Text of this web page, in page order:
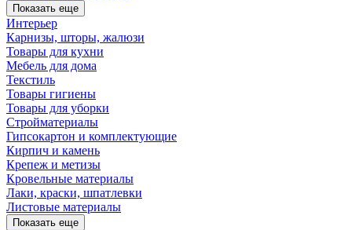
Показать еще
Интерьер
Карнизы, шторы, жалюзи
Товары для кухни
Мебель для дома
Текстиль
Товары гигиены
Товары для уборки
Стройматериалы
Гипсокартон и комплектующие
Кирпич и камень
Крепеж и метизы
Кровельные материалы
Лаки, краски, шпатлевки
Листовые материалы
Показать еще